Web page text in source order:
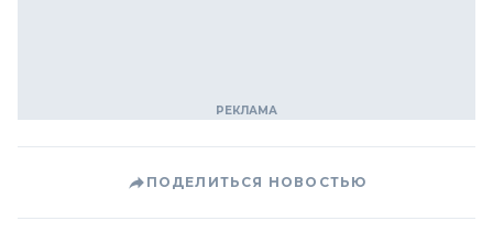
ПОДЕЛИТЬСЯ НОВОСТЬЮ